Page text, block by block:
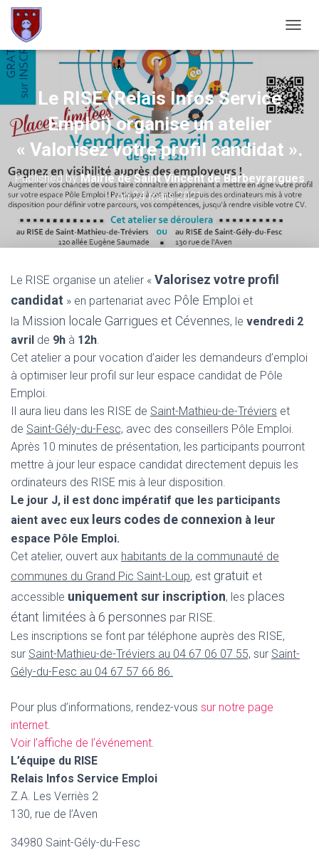
Le RISE (Relais Infos Service
Emploi) organise un atelier
« Valorisez votre profil candidat ».
Published byMairie de Saint Vincent de Barbeyrargues
on24 mars 2021
Le RISE organise un atelier « Valorisez votre profil
candidat » en partenariat avec Pôle Emploi et
la Mission locale Garrigues et Cévennes, le vendredi 2
avril de 9h à 12h.
Cet atelier a pour vocation d’aider les demandeurs d’emploi
à optimiser leur profil sur leur espace candidat de Pôle
Emploi.
Il aura lieu dans les RISE de Saint-Mathieu-de-Tréviers et
de Saint-Gély-du-Fesc, avec des conseillers Pôle Emploi.
Après 10 minutes de présentation, les participants pourront
mettre à jour leur espace candidat directement depuis les
ordinateurs des RISE mis à leur disposition.
Le jour J, il est donc impératif que les participants
aient avec eux leurs codes de connexion à leur
espace Pôle Emploi.
Cet atelier, ouvert aux habitants de la communauté de
communes du Grand Pic Saint-Loup, est gratuit et
accessible uniquement sur inscription, les places
étant limitées à 6 personnes par RISE.
Les inscriptions se font par téléphone auprès des RISE,
sur Saint-Mathieu-de-Tréviers au 04 67 06 07 55, sur Saint-
Gély-du-Fesc au 04 67 57 66 86.
Pour plus d’informations, rendez-vous sur notre page
internet.
Voir l’affiche de l’événement.
L’équipe du RISE
Relais Infos Service Emploi
Z.A. Les Verriès 2
130, rue de l’Aven
34980 Saint-Gély-du-Fesc